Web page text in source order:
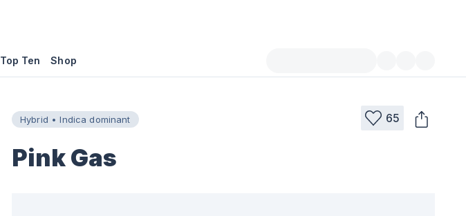
Top Ten Shop
Hybrid • Indica dominant 65
Pink Gas